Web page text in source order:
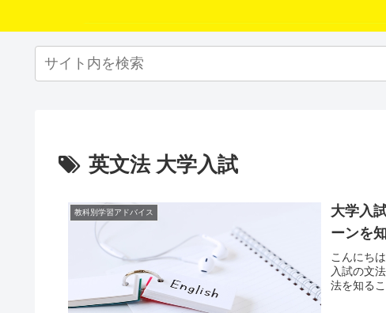
英文法 大学入試
教科別学習アドバイス
大学入
ーンを
こんにち
入試の文
法を知る